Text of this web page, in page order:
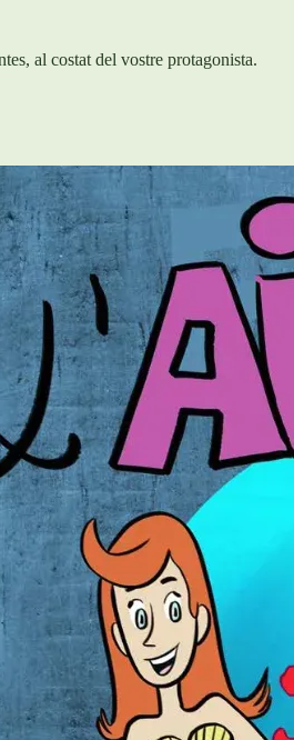
al costat del vostre protagonista.